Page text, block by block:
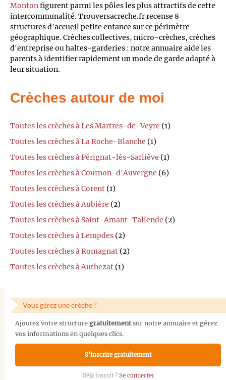
Montonfigurent parmi les pôles les plus attractifs de cette
intercommunalité. Trouversacreche.fr recense 8
structures d'accueil petite enfance sur ce périmètre
géographique. Crèches collectives, micro-crèches, crèches
d'entreprise ou haltes-garderies : notre annuaire aide les
parents à identifier rapidement un mode de garde adapté à
leur situation.
Crèches autour de moi
Toutes les crèches à Les Martres-de-Veyre (1)
Toutes les crèches à La Roche-Blanche (1)
Toutes les crèches à Pérignat-lès-Sarliève (1)
Toutes les crèches à Cournon-d'Auvergne (6)
Toutes les crèches à Corent (1)
Toutes les crèches à Aubière (2)
Toutes les crèches à Saint-Amant-Tallende (2)
Toutes les crèches à Lempdes (2)
Toutes les crèches à Romagnat (2)
Toutes les crèches à Authezat (1)
Vous gérez une crèche ?
Ajoutez votre structure gratuitementsur notre annuaire et gérez
vos informations en quelques clics.
S'inscrire gratuitement
Déjà inscrit ? Se connecter